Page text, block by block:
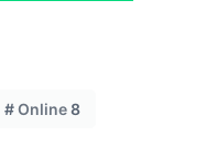
#Online8